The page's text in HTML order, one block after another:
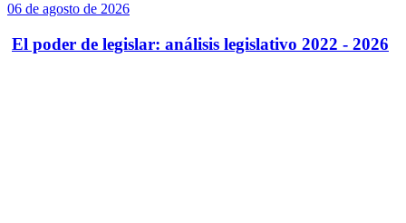
06 de agosto de 2026
El poder de legislar: análisis legislativo 2022 - 2026